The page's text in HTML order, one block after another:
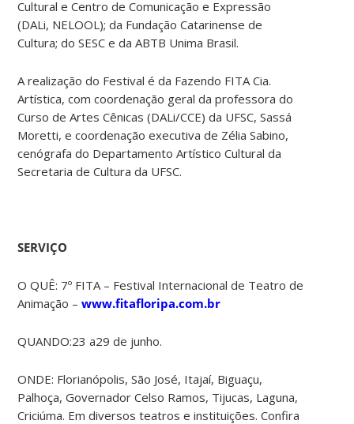
Cultural e Centro de Comunicação e Expressão
(DALi, NELOOL); da Fundação Catarinense de
Cultura; do SESC e da ABTB Unima Brasil.
A realização do Festival é da Fazendo FITA Cia.
Artística, com coordenação geral da professora do
Curso de Artes Cênicas (DALi/CCE) da UFSC, Sassá
Moretti, e coordenação executiva de Zélia Sabino,
cenógrafa do Departamento Artístico Cultural da
Secretaria de Cultura da UFSC.
SERVIÇO
O QUÊ: 7º FITA – Festival Internacional de Teatro de
Animação –www.fitafloripa.com.br
QUANDO:23 a29 de junho.
ONDE: Florianópolis, São José, Itajaí, Biguaçu,
Palhoça, Governador Celso Ramos, Tijucas, Laguna,
Criciúma. Em diversos teatros e instituições. Confira